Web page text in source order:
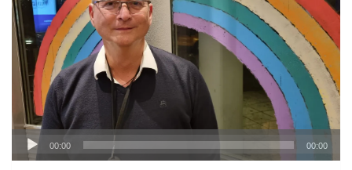
Audio-
Player
00:00 00:00